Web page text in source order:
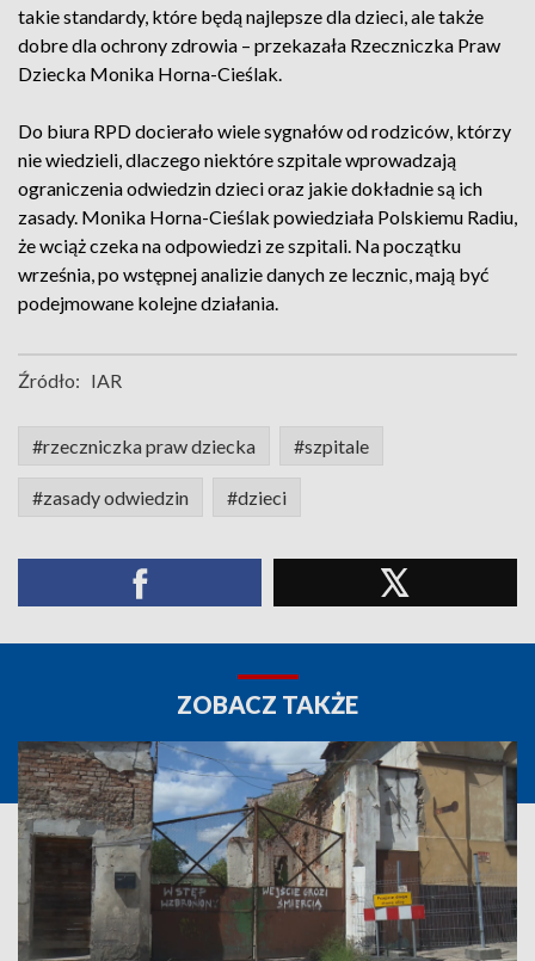
takie standardy, które będą najlepsze dla dzieci, ale także
dobre dla ochrony zdrowia – przekazała Rzeczniczka Praw
Dziecka Monika Horna-Cieślak.
Do biura RPD docierało wiele sygnałów od rodziców, którzy
nie wiedzieli, dlaczego niektóre szpitale wprowadzają
ograniczenia odwiedzin dzieci oraz jakie dokładnie są ich
zasady. Monika Horna-Cieślak powiedziała Polskiemu Radiu,
że wciąż czeka na odpowiedzi ze szpitali. Na początku
września, po wstępnej analizie danych ze lecznic, mają być
podejmowane kolejne działania.
Źródło: IAR
#rzeczniczka praw dziecka #szpitale
#zasady odwiedzin #dzieci
ZOBACZ TAKŻE